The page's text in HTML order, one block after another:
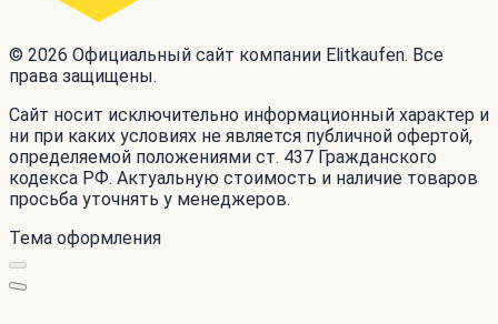
© 2026 Официальный сайт компании Elitkaufen. Все
права защищены.
Сайт носит исключительно информационный характер и
ни при каких условиях не является публичной офертой,
определяемой положениями ст. 437 Гражданского
кодекса РФ. Актуальную стоимость и наличие товаров
просьба уточнять у менеджеров.
Тема оформления